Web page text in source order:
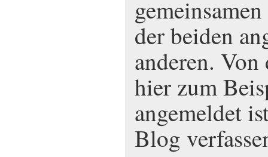
der beiden
anderen.
hier zum
angemeldet
Blog